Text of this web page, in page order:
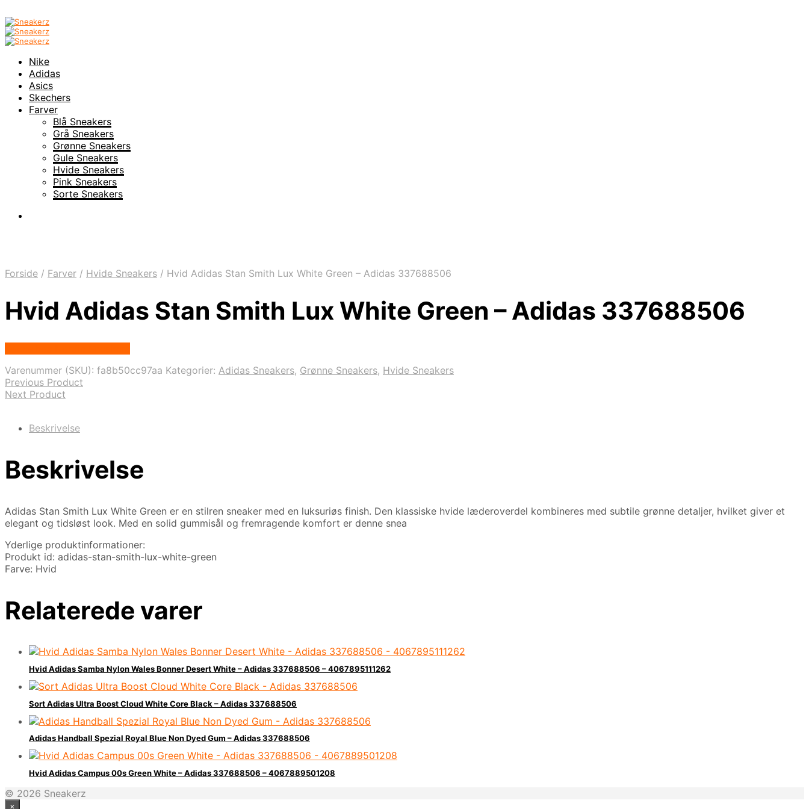
Nike
Adidas
Asics
Skechers
Farver
Blå Sneakers
Grå Sneakers
Grønne Sneakers
Gule Sneakers
Hvide Sneakers
Pink Sneakers
Sorte Sneakers
Forside / Farver / Hvide Sneakers / Hvid Adidas Stan Smith Lux White Green – Adidas 337688506
Hvid Adidas Stan Smith Lux White Green – Adidas 337688506
Varenummer (SKU): fa8b50cc97aa Kategorier: Adidas Sneakers, Grønne Sneakers, Hvide Sneakers
Previous Product
Next Product
Beskrivelse
Beskrivelse
Adidas Stan Smith Lux White Green er en stilren sneaker med en luksuriøs finish. Den klassiske hvide læderoverdel kombineres med subtile grønne detaljer, hvilket giver et
elegant og tidsløst look. Med en solid gummisål og fremragende komfort er denne snea
Yderlige produktinformationer:
Produkt id: adidas-stan-smith-lux-white-green
Farve: Hvid
Relaterede varer
Hvid Adidas Samba Nylon Wales Bonner Desert White – Adidas 337688506 – 4067895111262
Sort Adidas Ultra Boost Cloud White Core Black – Adidas 337688506
Adidas Handball Spezial Royal Blue Non Dyed Gum – Adidas 337688506
Hvid Adidas Campus 00s Green White – Adidas 337688506 – 4067889501208
© 2026 Sneakerz
×